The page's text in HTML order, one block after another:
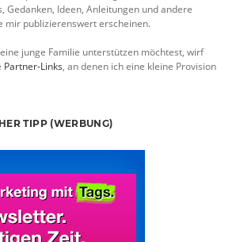
Gedanken, Ideen, Anleitungen und andere
mir publizierenswert erscheinen.
junge Familie unterstützen möchtest, wirf
Partner-Links, an denen ich eine kleine Provision
TIPP (WERBUNG)